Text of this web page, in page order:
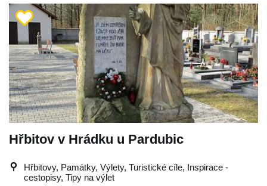
Hřbitov v Hrádku u Pardubic
Hřbitovy, Památky, Výlety, Turistické cíle, Inspirace -
cestopisy, Tipy na výlet